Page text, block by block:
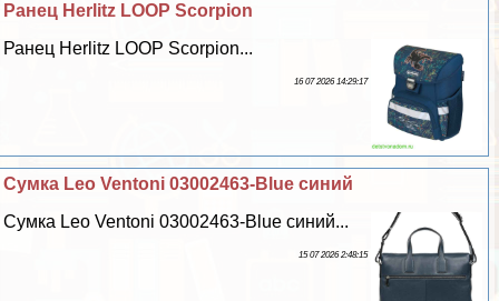
Ранец Herlitz LOOP Scorpion
Ранец Herlitz LOOP Scorpion...
16 07 2026 14:29:17
Сумка Leo Ventoni 03002463-Blue синий
Сумка Leo Ventoni 03002463-Blue синий...
15 07 2026 2:48:15